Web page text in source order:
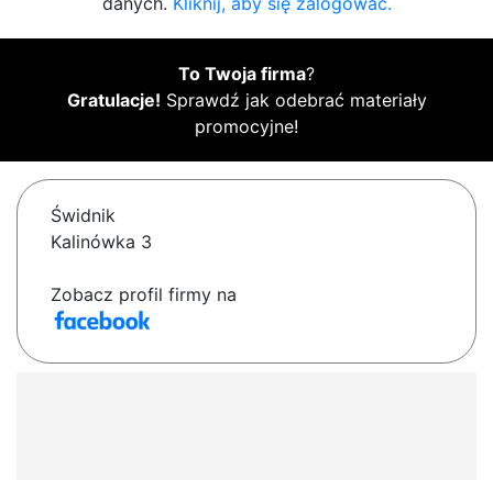
To Twoja firma?
Gratulacje! Sprawdź jak odebrać materiały
promocyjne!
Świdnik
Kalinówka 3
Zobacz profil firmy na